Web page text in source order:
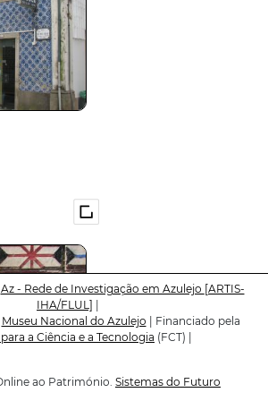
Az - Rede de Investigação em Azulejo [ARTIS-
IHA/FLUL]
Museu Nacional do Azulejo | Financiado pela
a Ciência e a Tecnologia (FCT) |
ao Património. Sistemas do Futuro